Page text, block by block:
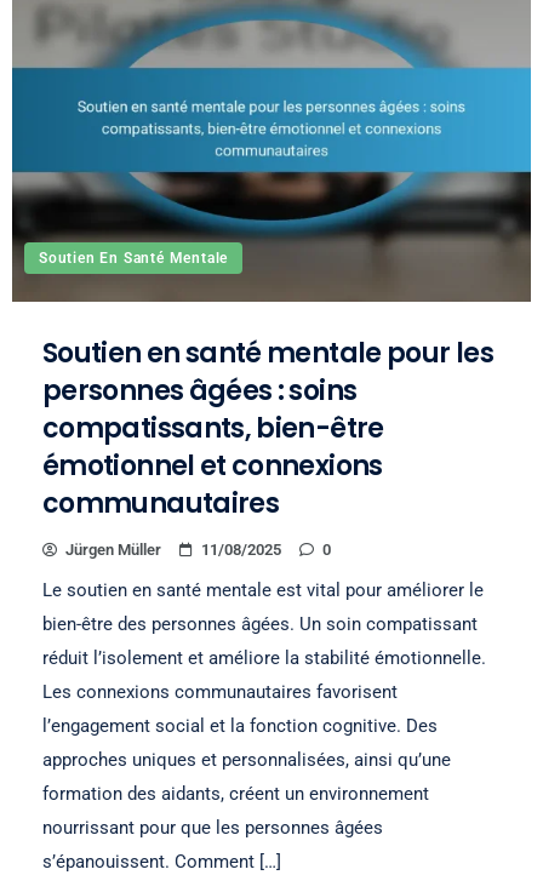
Soutien En Santé Mentale
Soutien en santé mentale pour les
personnes âgées : soins
compatissants, bien-être
émotionnel et connexions
communautaires
Jürgen Müller 11/08/2025 0
Le soutien en santé mentale est vital pour améliorer le
bien-être des personnes âgées. Un soin compatissant
réduit l’isolement et améliore la stabilité émotionnelle.
Les connexions communautaires favorisent
l’engagement social et la fonction cognitive. Des
approches uniques et personnalisées, ainsi qu’une
formation des aidants, créent un environnement
nourrissant pour que les personnes âgées
s’épanouissent. Comment […]